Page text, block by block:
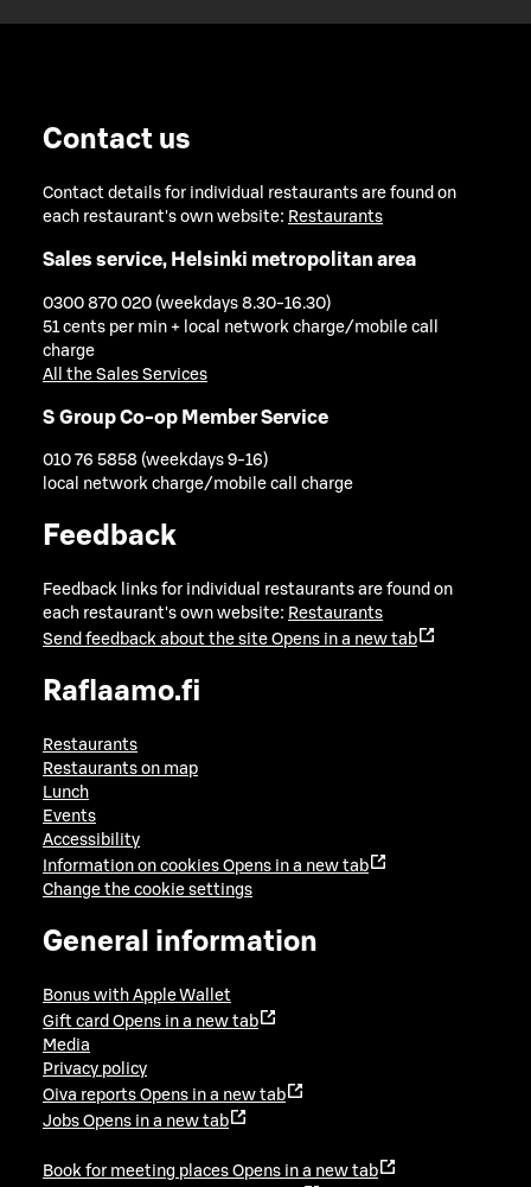
Contact us
Contact details for individual restaurants are found on
each restaurant's own website: Restaurants
Sales service, Helsinki metropolitan area
0300 870 020 (weekdays 8.30-16.30)
51 cents per min + local network charge/mobile call
charge
All the Sales Services
S Group Co-op Member Service
010 76 5858 (weekdays 9-16)
local network charge/mobile call charge
Feedback
Feedback links for individual restaurants are found on
each restaurant's own website: Restaurants
Send feedback about the site Opens in a new tab
Raflaamo.fi
Restaurants
Restaurants on map
Lunch
Events
Accessibility
Information on cookies Opens in a new tab
Change the cookie settings
General information
Bonus with Apple Wallet
Gift card Opens in a new tab
Media
Privacy policy
Oiva reports Opens in a new tab
Jobs Opens in a new tab
Book for meeting places Opens in a new tab